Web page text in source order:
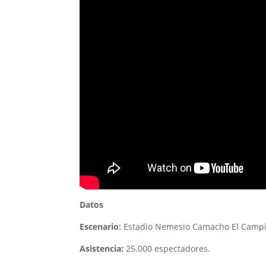
Datos
Escenario: Estadio Nemesio Camacho El
Asistencia: 25.000 espectadores.